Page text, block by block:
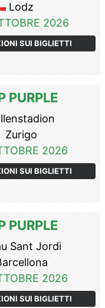
Lodz
2026
SUI BIGLIETTI
PURPLE
Zurigo
2026
SUI BIGLIETTI
PURPLE
Sant Jordi
2026
SUI BIGLIETTI